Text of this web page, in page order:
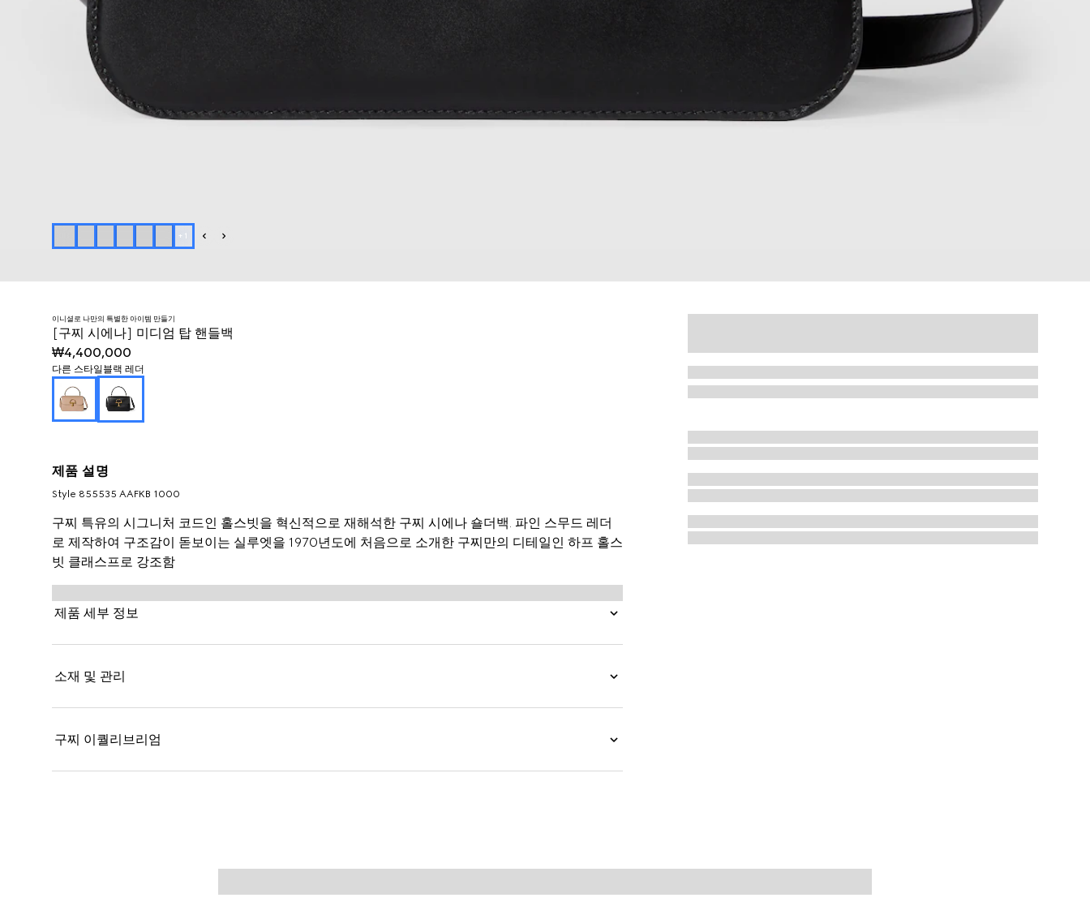
+ 1
이니셜로 나만의 특별한 아이템 만들기
[구찌 시에나] 미디엄 탑 핸들백
₩4,400,000
다른 스타일 블랙 레더
제품 설명
Style ‎855535 AAFKB 1000
구찌 특유의 시그니처 코드인 홀스빗을 혁신적으로 재해석한 구찌 시에나 숄더백. 파인 스무드 레더
로 제작하여 구조감이 돋보이는 실루엣을 1970년도에 처음으로 소개한 구찌만의 디테일인 하프 홀스
빗 클래스프로 강조함
제품 세부 정보
소재 및 관리
구찌 이퀄리브리엄